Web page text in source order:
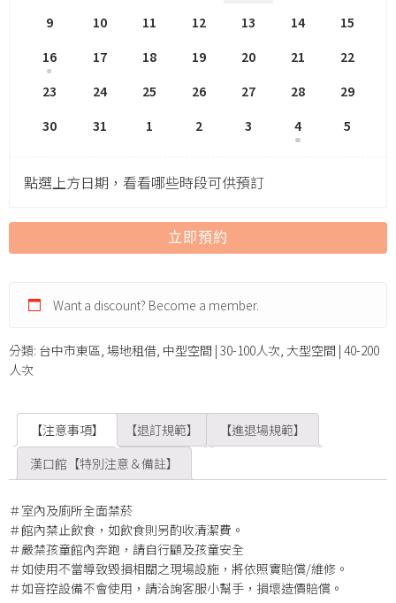
9 10 11 12 13 14
15
16
17 18 19 20 21
22
23
24 25 26 27 28
29
30
31 1 2 3 4 5
點選上方日期，看看哪些時段可供預訂
立即預約
Want a discount? Become a member.
分類: 台中市東區, 場地租借, 中型空間 | 30-100人次, 大型空間 | 40-200
人次
【注意事項】 【退訂規範】
【進退場規範】
漢口館【特別注意＆備註】
＃室內及廁所全面禁菸
＃館內禁止飲食，如飲食則另酌收清潔費。
＃嚴禁孩童館內奔跑，請自行顧及孩童安全
＃如使用不當導致毀損相關之現場設施，將依照實賠償/維修。
＃如音控設備不會使用，請洽詢客服小幫手，損壞造價賠償。